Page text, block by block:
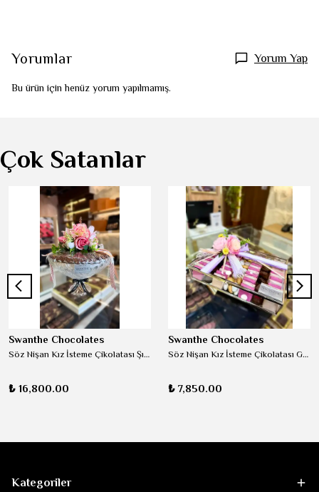
Yorumlar Yorum Yap
Bu ürün için henüz yorum yapılmamış.
Çok Satanlar
Swanthe Chocolates
Söz Nişan Kız İsteme Çikolatası Şık Kristal Cam
₺ 16,800.00
Swanthe Chocolates
Söz Nişan Kız İsteme Çikolatası Gümüş - Kapaklı Cam Tepsi Lila
₺ 7,850.00
Kategoriler